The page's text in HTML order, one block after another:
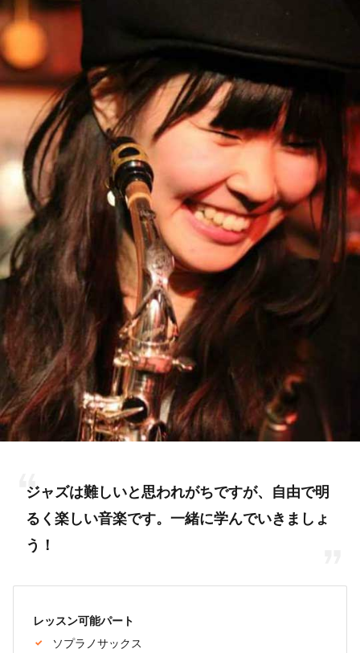
ジャズは難しいと思われがちですが、自由で明
るく楽しい音楽です。一緒に学んでいきましょ
う！
レッスン可能パート
ソプラノサックス